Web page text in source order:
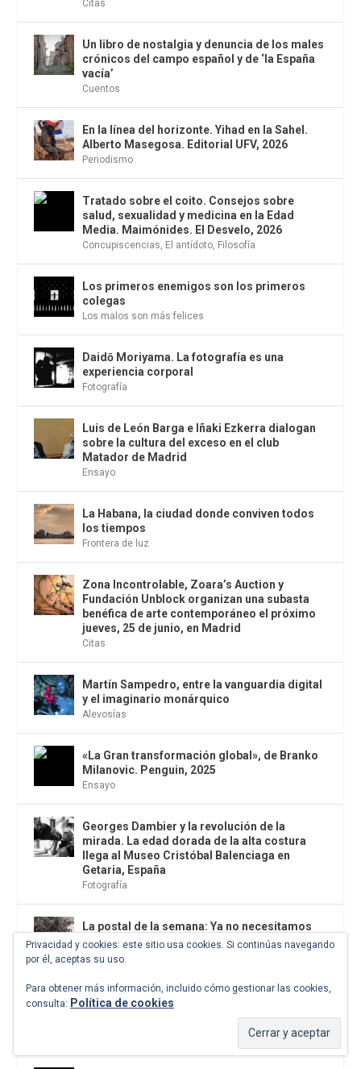
Citas
Un libro de nostalgia y denuncia de los males
crónicos del campo español y de ‘la España
vacía’
Cuentos
En la línea del horizonte. Yihad en la Sahel.
Alberto Masegosa. Editorial UFV, 2026
Periodismo
Tratado sobre el coito. Consejos sobre
salud, sexualidad y medicina en la Edad
Media. Maimónides. El Desvelo, 2026
Concupiscencias, El antídoto, Filosofía
Los primeros enemigos son los primeros
colegas
Los malos son más felices
Daidō Moriyama. La fotografía es una
experiencia corporal
Fotografía
Luis de León Barga e Iñaki Ezkerra dialogan
sobre la cultura del exceso en el club
Matador de Madrid
Ensayo
La Habana, la ciudad donde conviven todos
los tiempos
Frontera de luz
Zona Incontrolable, Zoara’s Auction y
Fundación Unblock organizan una subasta
benéfica de arte contemporáneo el próximo
jueves, 25 de junio, en Madrid
Citas
Martín Sampedro, entre la vanguardia digital
y el imaginario monárquico
Alevosías
«La Gran transformación global», de Branko
Milanovic. Penguin, 2025
Ensayo
Georges Dambier y la revolución de la
mirada. La edad dorada de la alta costura
llega al Museo Cristóbal Balenciaga en
Getaria, España
Fotografía
La postal de la semana: Ya no necesitamos
que un paparazzi nos persiga para lograr una
foto o un vídeo sobre nosotros
John le Carré después de John le Carré
Privacidad y cookies: este sitio usa cookies. Si continúas navegando
por él, aceptas su uso.
Para obtener más información, incluido cómo gestionar las cookies,
consulta: Política de cookies